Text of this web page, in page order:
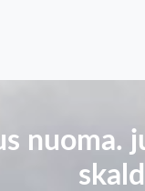
nuoma.